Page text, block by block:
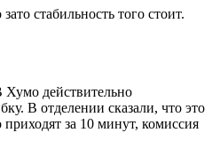
стабильность того стоит.
действительно
В отделении сказали, что это
за 10 минут, комиссия